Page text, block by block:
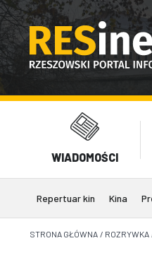
WIADOMOŚCI
Repertuar kin Kina
STRONA GŁÓWNA / ROZRYWKA